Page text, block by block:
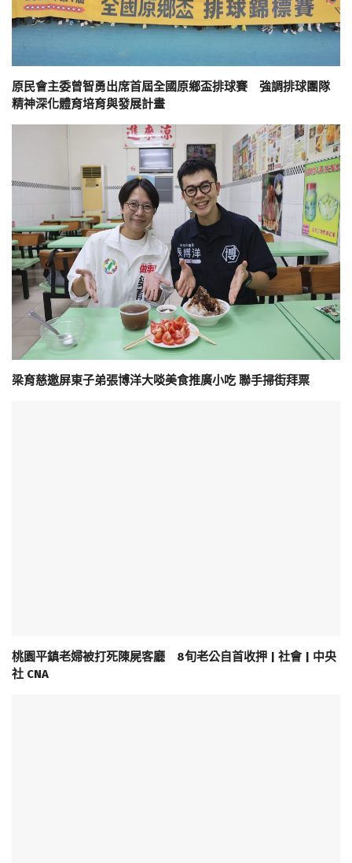
原民會主委曾智勇出席首屆全國原鄉盃排球賽 強調排球團隊
精神深化體育培育與發展計畫
梁育慈邀屏東子弟張博洋大啖美食推廣小吃 聯手掃街拜票
桃園平鎮老婦被打死陳屍客廳 8旬老公自首收押 | 社會 | 中央
社 CNA